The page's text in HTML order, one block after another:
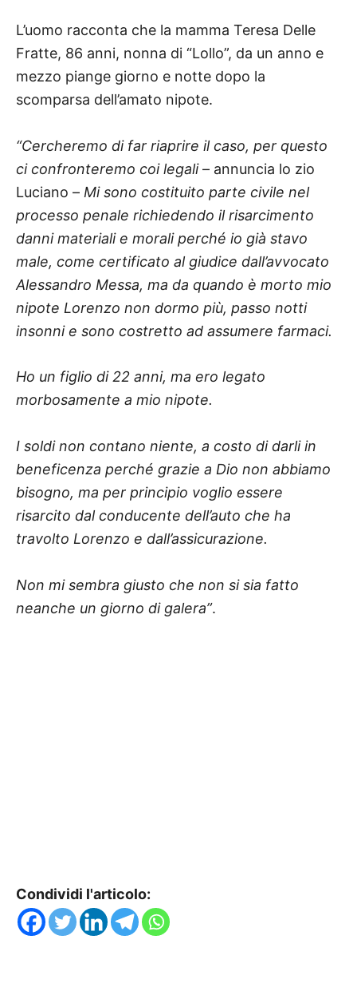
L’uomo racconta che la mamma Teresa Delle
Fratte, 86 anni, nonna di “Lollo”, da un anno e
mezzo piange giorno e notte dopo la
scomparsa dell’amato nipote.
“Cercheremo di far riaprire il caso, per questo
ci confronteremo coi legali– annuncia lo zio
Luciano – Mi sono costituito parte civile nel
processo penale richiedendo il risarcimento
danni materiali e morali perché io già stavo
male, come certificato al giudice dall’avvocato
Alessandro Messa, ma da quando è morto mio
nipote Lorenzo non dormo più, passo notti
insonni e sono costretto ad assumere farmaci.
Ho un figlio di 22 anni, ma ero legato
morbosamente a mio nipote.
I soldi non contano niente, a costo di darli in
beneficenza perché grazie a Dio non abbiamo
bisogno, ma per principio voglio essere
risarcito dal conducente dell’auto che ha
travolto Lorenzo e dall’assicurazione.
Non mi sembra giusto che non si sia fatto
neanche un giorno di galera”.
Condividi l'articolo: